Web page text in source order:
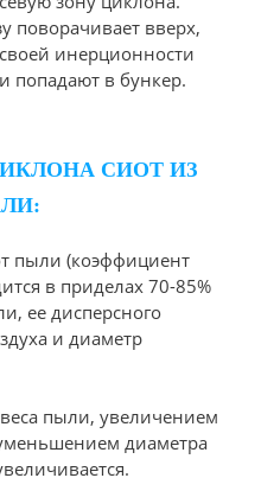
поворачивает вверх,
инерционности
попадают в бункер.
СИОТ ИЗ
пыли (коэффициент
в приделах 70-85%
ее дисперсного
и диаметр
пыли, увеличением
диаметра